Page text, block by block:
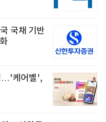
국채 기반
…'케어벨',